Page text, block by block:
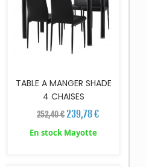
TABLE A MANGER SHADE
4 CHAISES
252,40 €239,78 €
En stock Mayotte
AJOUTER AU PANIER